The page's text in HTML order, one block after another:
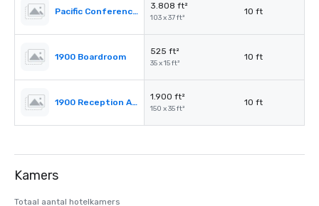
Pacific Conference Room
3.808 ft²
103 x 37 ft²
10 ft
1900 Boardroom
525 ft²
35 x 15 ft²
10 ft
1900 Reception Area
1.900 ft²
150 x 35 ft²
10 ft
Kamers
Totaal aantal hotelkamers